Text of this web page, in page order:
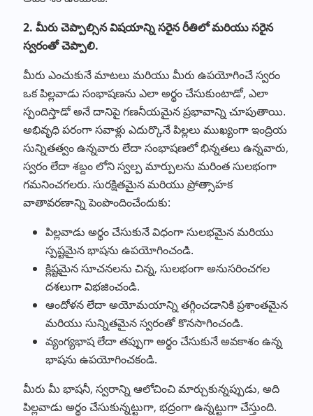
2. మీరు చెప్పాల్సిన విషయాన్ని సరైన రీతిలో మరియు సరైన
స్వరంతో చెప్పాలి.
మీరు ఎంచుకునే మాటలు మరియు మీరు ఉపయోగించే స్వరం
ఒక పిల్లవాడు సంభాషణను ఎలా అర్థం చేసుకుంటాడో, ఎలా
స్పందిస్తాడో అనే దానిపై గణనీయమైన ప్రభావాన్ని చూపుతాయి.
అభివృధి పరంగా సవాళ్లు ఎదుర్కొనే పిల్లలు ముఖ్యంగా ఇంద్రియ
సున్నితత్వం ఉన్నవారు లేదా సంభాషణలో భిన్నతలు ఉన్నవారు,
స్వరం లేదా శబ్దం లోని స్వల్ప మార్పులను మరింత సులభంగా
గమనించగలరు. సురక్షితమైన మరియు ప్రోత్సాహక
వాతావరణాన్ని పెంపొందించేందుకు:
పిల్లవాడు అర్థం చేసుకునే విధంగా సులభమైన మరియు
స్పష్టమైన భాషను ఉపయోగించండి.
క్లిష్టమైన సూచనలను చిన్న, సులభంగా అనుసరించగల
దశలుగా విభజించండి.
ఆందోళన లేదా అయోమయాన్ని తగ్గించడానికి ప్రశాంతమైన
మరియు సున్నితమైన స్వరంతో కొనసాగించండి.
వ్యంగ్యభాష లేదా తప్పుగా అర్థం చేసుకునే అవకాశం ఉన్న
భాషను ఉపయోగించకండి.
మీరు మీ భాషనీ, స్వరాన్ని ఆలోచించి మార్చుకున్నప్పుడు, అది
పిల్లవాడు అర్థం చేసుకున్నట్టుగా, భద్రంగా ఉన్నట్టుగా చేస్తుంది.